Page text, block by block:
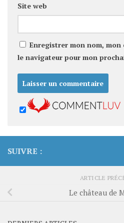
Site web
Enregistrer mon nom,
le navigateur pour mon
SUIVRE :
ARTICLE
Le château de